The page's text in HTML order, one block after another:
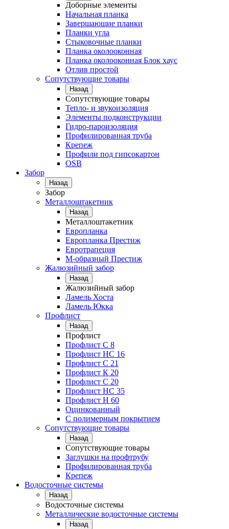
Доборные элементы
Начальная планка
Завершающие планки
Планки угла
Стыковочные планки
Планка околооконная
Планка околооконная Блок хаус
Отлив простой
Сопутствующие товары
Назад
Сопутствующие товары
Тепло- и звукоизоляция
Элементы подконструкции
Гидро-пароизоляция
Профилированная труба
Крепеж
Профили под гипсокартон
OSB
Забор
Назад
Забор
Металлоштакетник
Назад
Металлоштакетник
Европланка
Европланка Престиж
Евротрапеция
М-образный Престиж
Жалюзийный забор
Назад
Жалюзийный забор
Ламель Хоста
Ламель Юкка
Профлист
Назад
Профлист
Профлист С 8
Профлист НС 16
Профлист C 21
Профлист К 20
Профлист С 20
Профлист НС 35
Профлист Н 60
Оцинкованный
С полимерным покрытием
Сопутствующие товары
Назад
Сопутствующие товары
Заглушки на профтрубу
Профилированная труба
Крепеж
Водосточные системы
Назад
Водосточные системы
Металлические водосточные системы
Назад